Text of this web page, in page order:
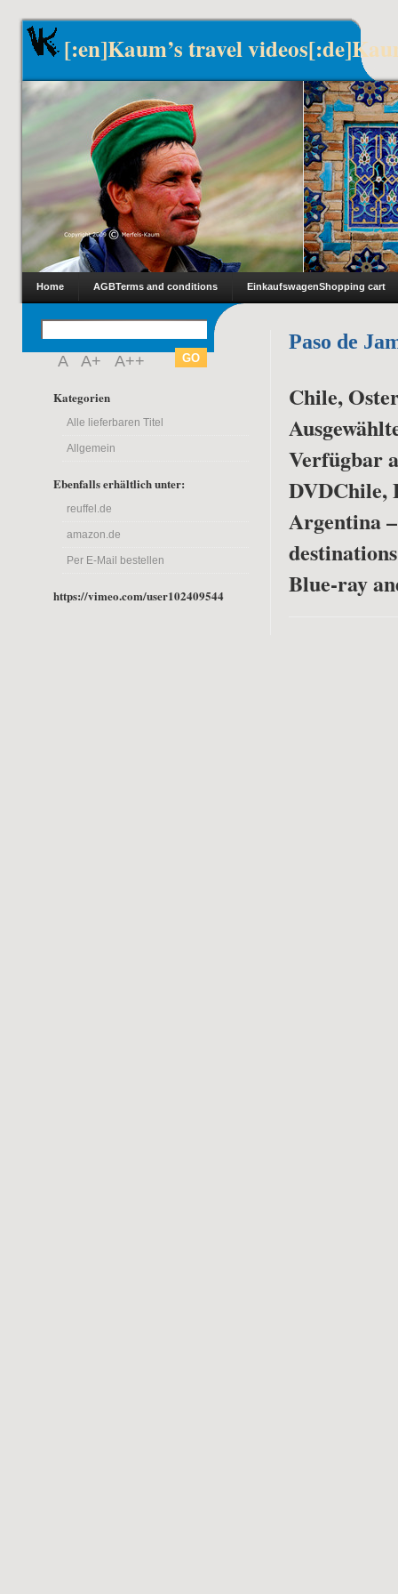
[:en]Kaum’s travel
Home AGBTerms and conditions EinkaufswagenShopping cart
A A+ A++
Kategorien
Alle lieferbaren Titel
Allgemein
Ebenfalls erhältlich unter:
reuffel.de
amazon.de
Per E-Mail bestellen
https://vimeo.com/user102409544
Paso de
Chile,
Verfügbar
DVDChile,
Argentina
Blue-ray